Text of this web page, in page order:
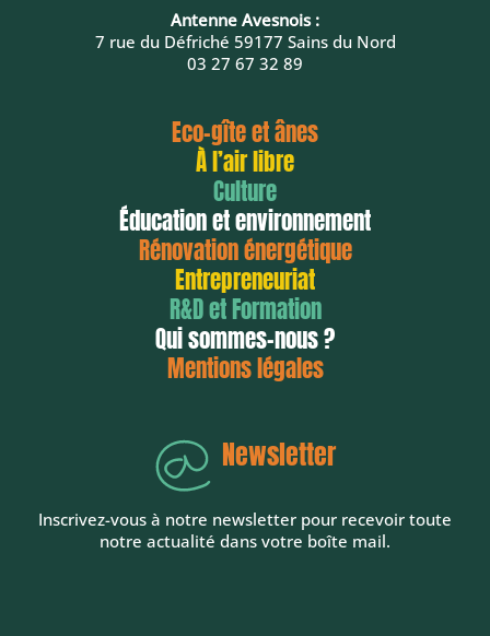
Antenne Avesnois :
7 rue du Défriché 59177 Sains du Nord
03 27 67 32 89
Eco-gîte et ânes
À l’air libre
Culture
Éducation et environnement
Rénovation énergétique
Entrepreneuriat
R&D et Formation
Qui sommes-nous ?
Mentions légales
Newsletter
Inscrivez-vous à notre newsletter pour recevoir toute
notre actualité dans votre boîte mail.